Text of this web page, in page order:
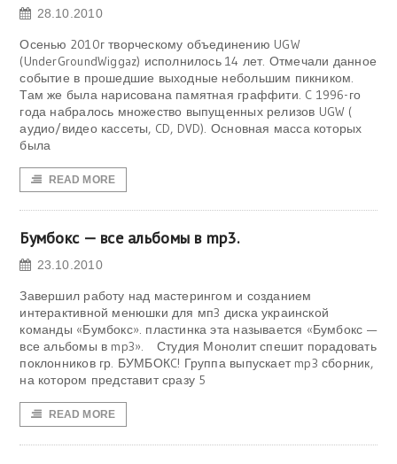
28.10.2010
Осенью 2010г творческому объединению UGW
(UnderGroundWiggaz) исполнилось 14 лет. Отмечали данное
событие в прошедшие выходные небольшим пикником.
Там же была нарисована памятная граффити. C 1996-го
года набралось множество выпущенных релизов UGW (
аудио/видео кассеты, CD, DVD). Основная масса которых
была
READ MORE
Бумбокс — все альбомы в mp3.
23.10.2010
Завершил работу над мастерингом и созданием
интерактивной менюшки для мп3 диска украинской
команды «Бумбокс». пластинка эта называется «Бумбокс —
все альбомы в mp3». Студия Монолит спешит порадовать
поклонников гр. БУМБОКC! Группа выпускает mp3 сборник,
на котором представит сразу 5
READ MORE